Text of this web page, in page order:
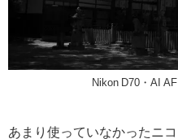
Nikon D70・AI
あまり使っていなかったニコ